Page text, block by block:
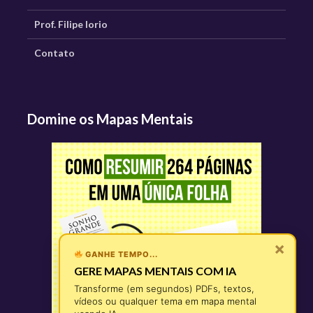
Prof. Filipe Iorio
Contato
Domine os Mapas Mentais
×
GANHE TEMPO...
GERE MAPAS MENTAIS COM IA
Transforme (em segundos) PDFs, textos,
vídeos ou qualquer tema em mapa mental